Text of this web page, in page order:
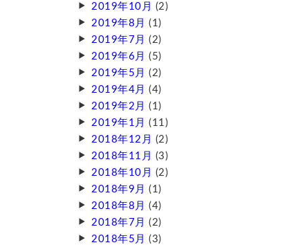
2019年10月 (2)
2019年8月 (1)
2019年7月 (2)
2019年6月 (5)
2019年5月 (2)
2019年4月 (4)
2019年2月 (1)
2019年1月 (11)
2018年12月 (2)
2018年11月 (3)
2018年10月 (2)
2018年9月 (1)
2018年8月 (4)
2018年7月 (2)
2018年5月 (3)